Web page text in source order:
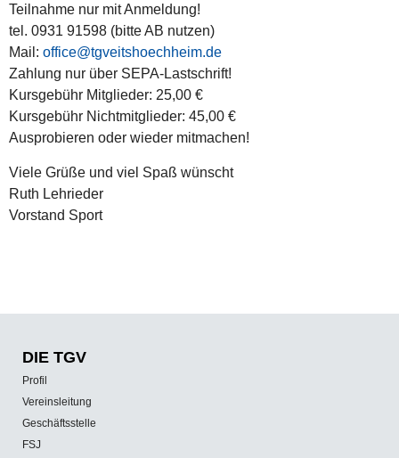
Teilnahme nur mit Anmeldung!
tel. 0931 91598 (bitte AB nutzen)
Mail: office@tgveitshoechheim.de
Zahlung nur über SEPA-Lastschrift!
Kursgebühr Mitglieder: 25,00 €
Kursgebühr Nichtmitglieder: 45,00 €
Ausprobieren oder wieder mitmachen!
Viele Grüße und viel Spaß wünscht
Ruth Lehrieder
Vorstand Sport
DIE TGV
Profil
Vereinsleitung
Geschäftsstelle
FSJ